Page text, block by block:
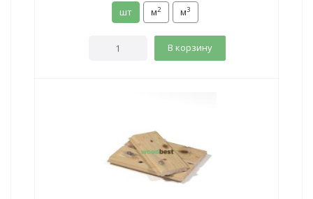
шт м2 м3
В корзину